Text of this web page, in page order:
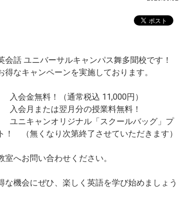
会話 ユニバーサルキャンパス舞多聞校です！
得なキャンペーンを実施しております。
入会金無料！（通常税込 11,000円）
入会月または翌月分の授業料無料！
ユニキャンオリジナル「スクールバッグ」プ
！ （無くなり次第終了させていただきます）
室へお問い合わせください。
な機会にぜひ、楽しく英語を学び始めましょう